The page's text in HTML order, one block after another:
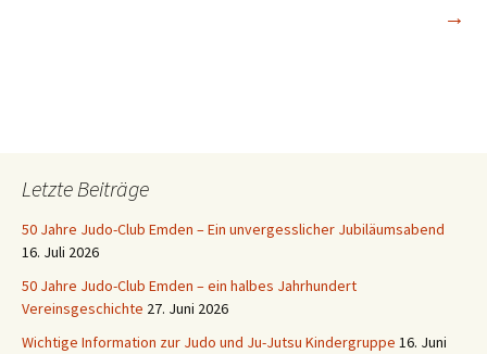
→
Letzte Beiträge
50 Jahre Judo-Club Emden – Ein unvergesslicher Jubiläumsabend
16. Juli 2026
50 Jahre Judo-Club Emden – ein halbes Jahrhundert
Vereinsgeschichte 27. Juni 2026
Wichtige Information zur Judo und Ju-Jutsu Kindergruppe 16. Juni